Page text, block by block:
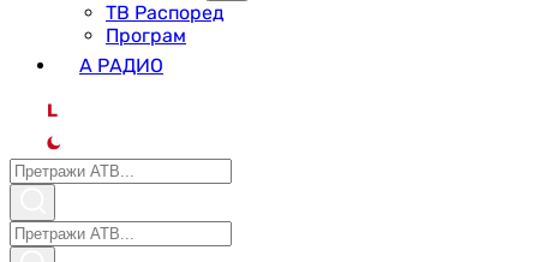
ТВ Распоред
Програм
А РАДИО
L